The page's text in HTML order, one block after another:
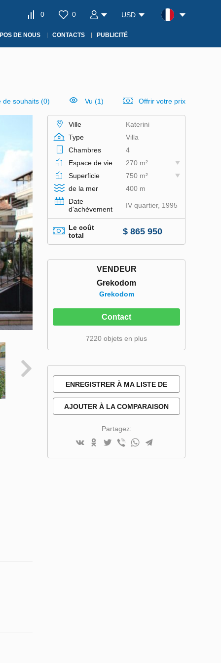
0 0 USD
DE NOUS CONTACTS PUBLICITÉ
de souhaits (0) Vu (1) Offrir votre prix
Ville
Katerini
Type
Villa
Chambres
4
Espace de vie
270 m²
Superficie
750 m²
de la mer
400 m
Date
d'achèvement
IV quartier, 1995
Le coût
total
$ 865 950
VENDEUR
Grekodom
Grekodom
Contact
7220 objets en plus
ENREGISTRER À MA LISTE DE
SOUHAITS
AJOUTER À LA COMPARAISON
Partagez: